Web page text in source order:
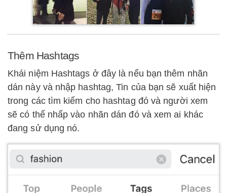
Thêm Hashtags
Khái niệm Hashtags ở đây là nếu bạn thêm nhãn
dán này và nhập hashtag, Tin của bạn sẽ xuất hiện
trong các tìm kiếm cho hashtag đó và người xem
sẽ có thể nhấp vào nhãn dán đó và xem ai khác
đang sử dụng nó.